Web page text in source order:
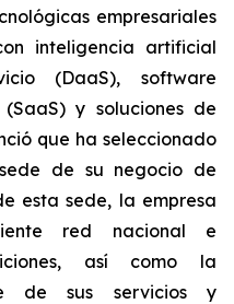
empresariales
inteligencia artificial
(DaaS), software
y soluciones de
que ha seleccionado
de su negocio de
esta sede, la empresa
red nacional e
así como la
de sus servicios y